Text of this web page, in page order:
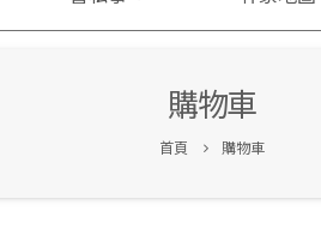
購物車
首頁 購物車